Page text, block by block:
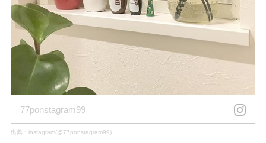
77ponstagram99
出典： instagram(@77ponstagram99)